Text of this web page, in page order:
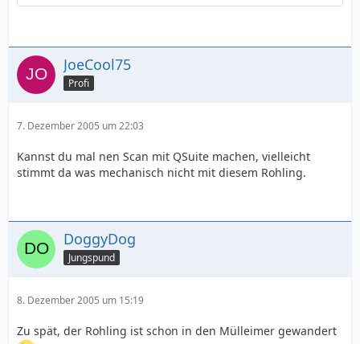
JoeCool75
Profi
7. Dezember 2005 um 22:03
Kannst du mal nen Scan mit QSuite machen, vielleicht
stimmt da was mechanisch nicht mit diesem Rohling.
DoggyDog
Jungspund
8. Dezember 2005 um 15:19
Zu spät, der Rohling ist schon in den Mülleimer gewandert